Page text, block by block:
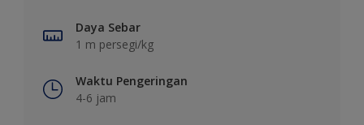
Daya Sebar
1 m persegi/kg
Waktu Pengeringan
4-6 jam